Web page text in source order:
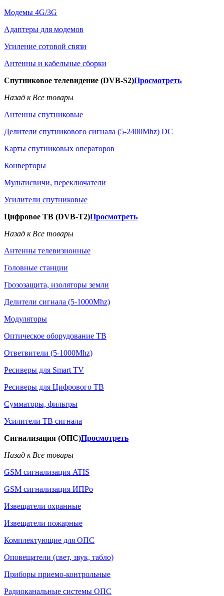
Модемы 4G/3G
Адаптеры для модемов
Усиление сотовой связи
Антенны и кабельные сборки
Спутниковое телевидение (DVB-S2)Просмотреть
Назад к Все товары
Антенны спутниковые
Делители спутникового сигнала (5-2400Mhz) DC
Карты спутниковых операторов
Конверторы
Мультисвичи, переключатели
Усилители спутниковые
Цифровое ТВ (DVB-T2)Просмотреть
Назад к Все товары
Антенны телевизионные
Головные станции
Грозозащита, изоляторы земли
Делители сигнала (5-1000Mhz)
Модуляторы
Оптическое оборудование ТВ
Ответвители (5-1000Mhz)
Ресиверы для Smart TV
Ресиверы для Цифрового ТВ
Сумматоры, фильтры
Усилители ТВ сигнала
Сигнализация (ОПС)Просмотреть
Назад к Все товары
GSM сигнализация ATIS
GSM сигнализация ИПРо
Извещатели охранные
Извещатели пожарные
Комплектующие для ОПС
Оповещатели (свет, звук, табло)
Приборы приемо-контрольные
Радиоканальные системы ОПС